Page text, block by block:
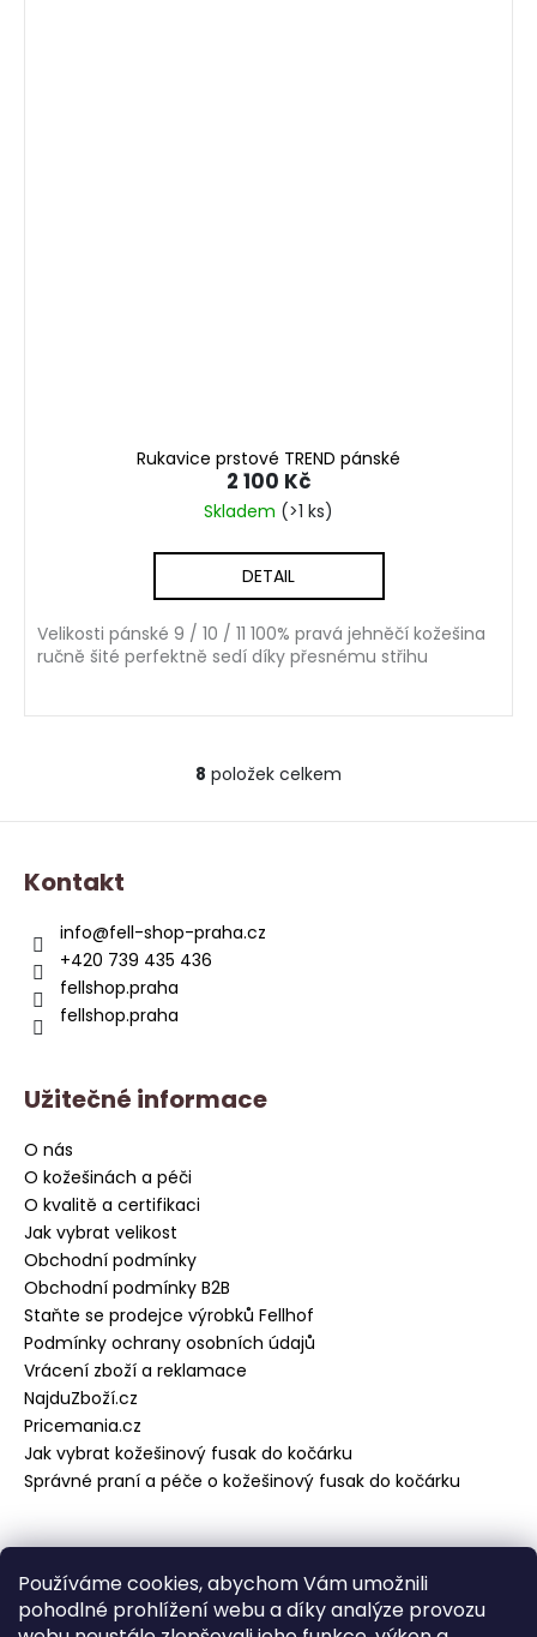
Používáme cookies, abychom Vám umožnili
pohodlné prohlížení webu a díky analýze provozu
Rukavice prstové TREND pánské
Skladem (>1 ks)
2 100 Kč
DETAIL
Velikosti pánské 9 / 10 / 11 100% pravá jehněčí kožešina
ručně šité perfektně sedí díky přesnému střihu
O
y
8 položek celkem
Z
Kontakt
info@fell-shop-praha.cz
+420 739 435 436
fellshop.praha
fellshop.praha
Užitečné informace
O nás
O kožešinách a péči
O kvalitě a certifikaci
Jak vybrat velikost
Obchodní podmínky
Obchodní podmínky B2B
Staňte se prodejce výrobků Fellhof
Podmínky ochrany osobních údajů
Vrácení zboží a reklamace
NajduZboží.cz
Pricemania.cz
Jak vybrat kožešinový fusak do kočárku
Správné praní a péče o kožešinový fusak do kočárku
Přijímáme online platby